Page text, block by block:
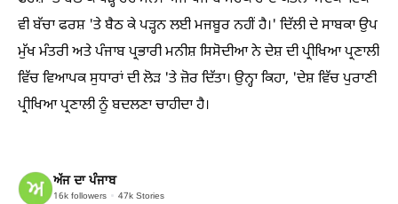
ਵੀ ਬੱਚਾ ਫਰਸ਼ 'ਤੇ ਬੈਠ ਕੇ ਪੜ੍ਹਨ ਲਈ ਮਜਬੂਰ ਨਹੀਂ ਹੈ।' ਦਿੱਲੀ ਦੇ ਸਾਬਕਾ ਉਪ
ਮੁੱਖ ਮੰਤਰੀ ਅਤੇ ਪੰਜਾਬ ਪ੍ਰਭਾਰੀ ਮਨੀਸ਼ ਸਿਸੋਦੀਆ ਨੇ ਦੇਸ਼ ਦੀ ਪ੍ਰੀਖਿਆ ਪ੍ਰਣਾਲੀ
ਵਿੱਚ ਵਿਆਪਕ ਸੁਧਾਰਾਂ ਦੀ ਲੋੜ 'ਤੇ ਜ਼ੋਰ ਦਿੱਤਾ। ਉਨ੍ਹਾ ਕਿਹਾ, 'ਦੇਸ਼ ਵਿੱਚ ਪੁਰਾਣੀ
ਪ੍ਰੀਖਿਆ ਪ੍ਰਣਾਲੀ ਨੂੰ ਬਦਲਣਾ ਚਾਹੀਦਾ ਹੈ।
ਅੱਜ ਦਾ ਪੰਜਾਬ
16k followers 47k Stories